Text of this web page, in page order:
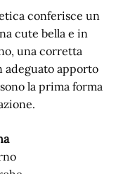
conferisce un
cute bella e in
una corretta
adeguato apporto
la prima forma